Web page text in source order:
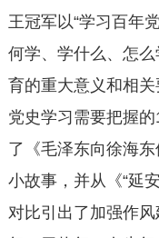
王冠军以“学习百年
何学、学什么、怎
育的重大意义和相
党史学习需要把握
了《毛泽东向徐海
小故事，并从《“延
对比引出了加强作